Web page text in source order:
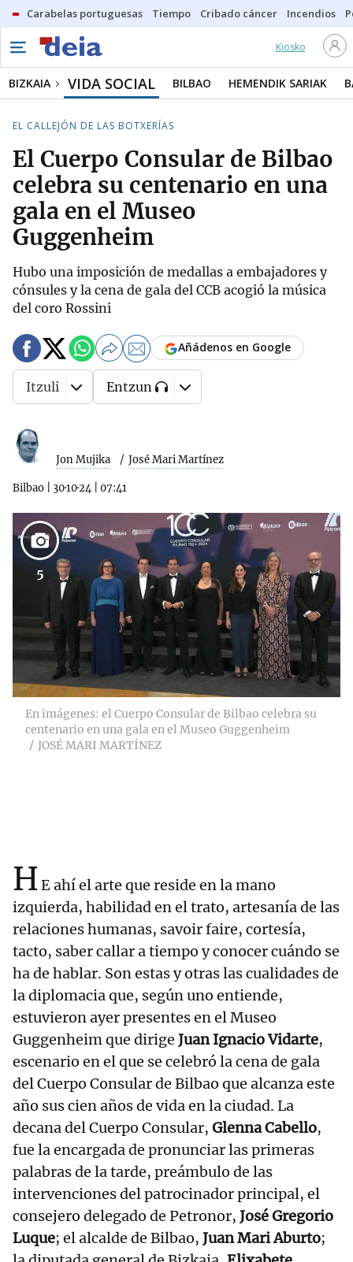
Carabelas portuguesas Tiempo Cribado cáncer Incendios
Kiosko
BIZKAIA VIDA SOCIAL BILBAO HEMENDIK SARIAK
EL CALLEJÓN DE LAS BOTXERÍAS
El Cuerpo Consular de Bilbao
celebra su centenario en una
gala en el Museo
Guggenheim
Hubo una imposición de medallas a embajadores y
cónsules y la cena de gala del CCB acogió la música
del coro Rossini
Jon Mujika José Mari Martínez
Bilbao 30·10·24 07:41
Añádenos en Google
Itzuli Entzun
5
En imágenes: el Cuerpo Consular de Bilbao celebra su
centenario en una gala en el Museo Guggenheim
JOSÉ MARI MARTÍNEZ
H E ahí el arte que reside en la mano
izquierda, habilidad en el trato, artesanía de las
relaciones humanas, savoir faire, cortesía,
tacto, saber callar a tiempo y conocer cuándo se
ha de hablar. Son estas y otras las cualidades de
la diplomacia que, según uno entiende,
estuvieron ayer presentes en el Museo
Guggenheim que dirige Juan Ignacio Vidarte,
escenario en el que se celebró la cena de gala
del Cuerpo Consular de Bilbao que alcanza este
año sus cien años de vida en la ciudad. La
decana del Cuerpo Consular, Glenna Cabello,
fue la encargada de pronunciar las primeras
palabras de la tarde, preámbulo de las
intervenciones del patrocinador principal, el
consejero delegado de Petronor, José Gregorio
Luque; el alcalde de Bilbao, Juan Mari Aburto;